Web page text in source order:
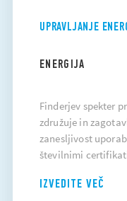
UPRAVLJANJE
ENERGIJA
Finderjev spekter
združuje in
zanesljivost
številnimi
IZVEDITE VEČ